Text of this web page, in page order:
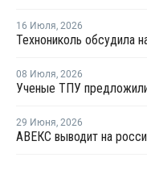
16 Июля, 2026
08 Июля, 2026
29 Июня, 2026